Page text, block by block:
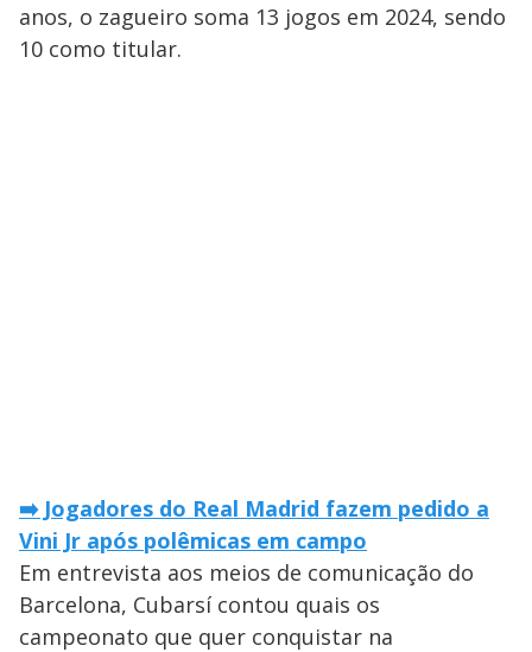
anos, o zagueiro soma 13 jogos em 2024, sendo
10 como titular.
➡️ Jogadores do Real Madrid fazem pedido a
Vini Jr após polêmicas em campo
Em entrevista aos meios de comunicação do
Barcelona, Cubarsí contou quais os
campeonato que quer conquistar na